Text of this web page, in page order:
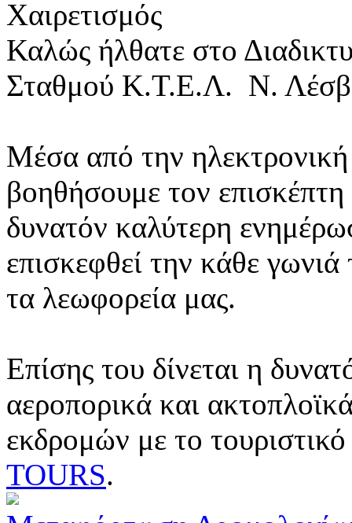
Χαιρετισμός
Καλώς ήλθατε στο
Σταθμού Κ.Τ.Ε.Λ. Ν.
Μέσα από την ηλεκτρονική
βοηθήσουμε τον
δυνατόν καλύτερη
επισκεφθεί την κάθε
τα λεωφορεία μας.
Επίσης του δίνεται η
αεροπορικά και
εκδρομών με το
TOURS.